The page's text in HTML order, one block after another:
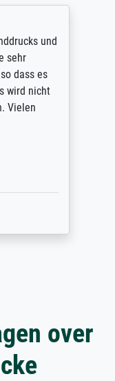
und
sehr
dass es
wird nicht
Vielen
over